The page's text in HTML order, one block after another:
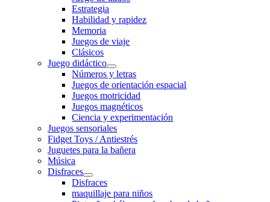
Estrategia
Habilidad y rapidez
Memoria
Juegos de viaje
Clásicos
Juego didáctico
Números y letras
Juegos de orientación espacial
Juegos motricidad
Juegos magnéticos
Ciencia y experimentación
Juegos sensoriales
Fidget Toys / Antiestrés
Juguetes para la bañera
Música
Disfraces
Disfraces
maquillaje para niños